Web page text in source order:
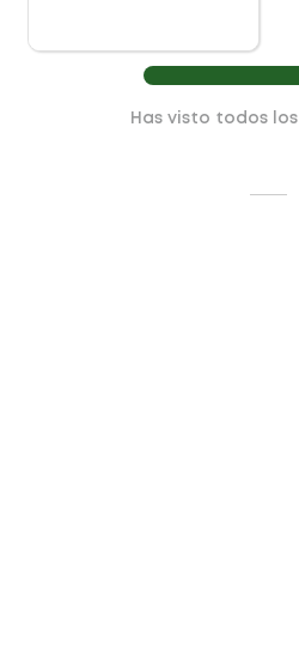
Has visto todos los